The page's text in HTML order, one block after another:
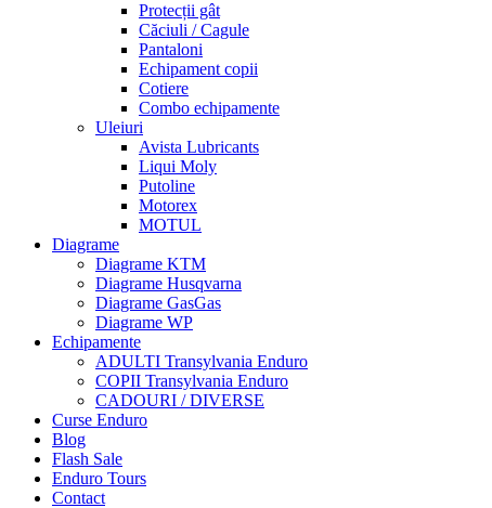
Protecții gât
Căciuli / Cagule
Pantaloni
Echipament copii
Cotiere
Combo echipamente
Uleiuri
Avista Lubricants
Liqui Moly
Putoline
Motorex
MOTUL
Diagrame
Diagrame KTM
Diagrame Husqvarna
Diagrame GasGas
Diagrame WP
Echipamente
ADULTI Transylvania Enduro
COPII Transylvania Enduro
CADOURI / DIVERSE
Curse Enduro
Blog
Flash Sale
Enduro Tours
Contact